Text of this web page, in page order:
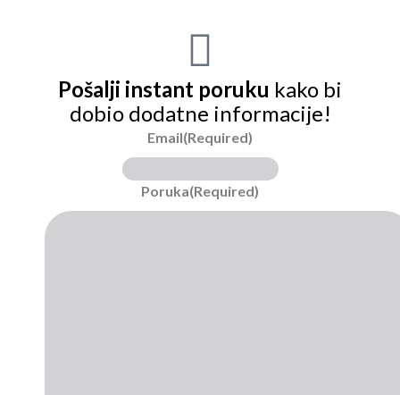
Pošalji instant poruku kako bi
dobio dodatne informacije!
Email(Required)
Poruka(Required)